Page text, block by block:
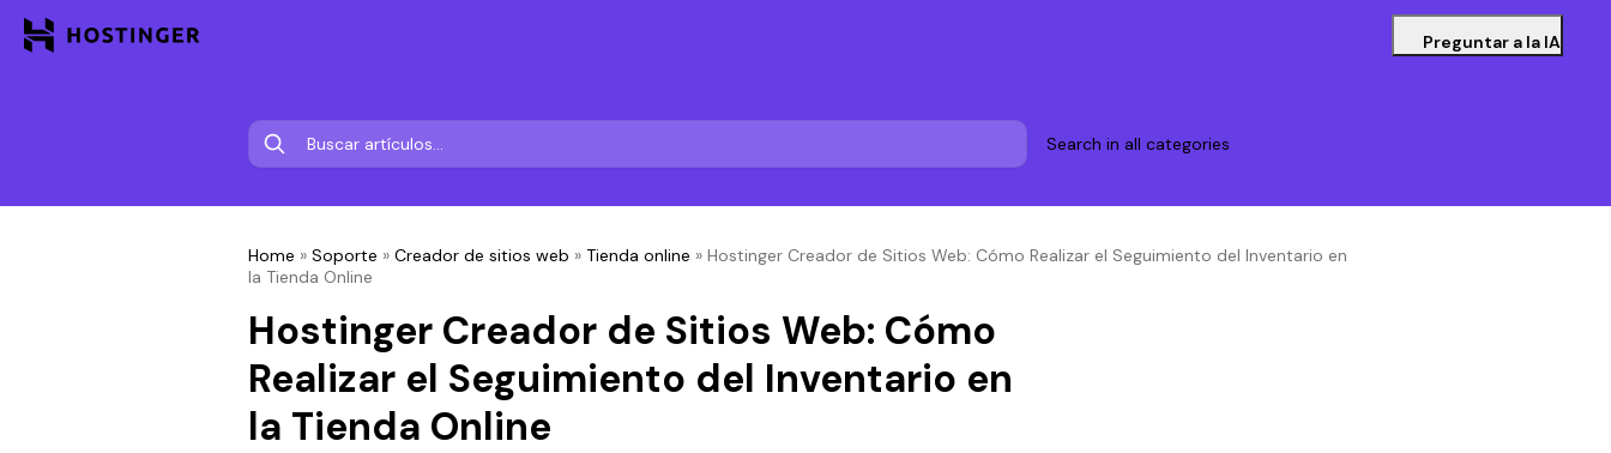
Preguntar a la IA
Search in all categories
Home » Soporte » Creador de sitios web » Tienda online » Hostinger Creador de Sitios Web: Cómo Realizar el Seguimiento del Inventario en
la Tienda Online
Hostinger Creador de Sitios Web: Cómo
Realizar el Seguimiento del Inventario en
la Tienda Online